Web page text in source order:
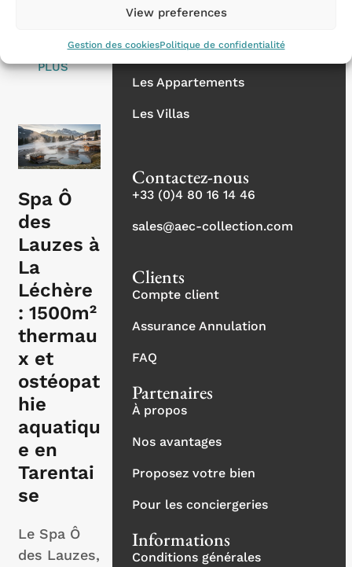
View preferences
Gestion des cookiesPolitique de confidentialité
EN SAVOIR
PLUS
Spa Ô
des
Lauzes à
La
Léchère
: 1500m²
thermau
x et
ostéopat
hie
aquatiqu
e en
Tarentai
se
Le Spa Ô
des Lauzes,
Les propriétés
Les Chalets
Les Appartements
Les Villas
Contactez-nous
+33 (0)4 80 16 14 46
sales@aec-collection.com
Clients
Compte client
Assurance Annulation
FAQ
Partenaires
À propos
Nos avantages
Proposez votre bien
Pour les conciergeries
Informations
Conditions générales